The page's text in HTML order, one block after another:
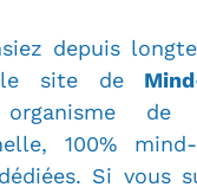
depuis
site de
de
100%
Si vous